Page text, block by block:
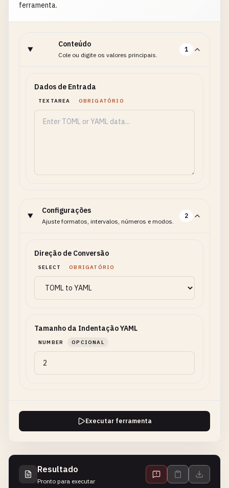
ferramenta.
Conteúdo
Cole ou digite os valores principais.
1
Dados de Entrada
TEXTAREA OBRIGATÓRIO
Configurações
Ajuste formatos, intervalos, números e modos.
2
Direção de Conversão
SELECT OBRIGATÓRIO
Tamanho da Indentação YAML
NUMBER OPCIONAL
Executar ferramenta
Resultado
Pronto para executar